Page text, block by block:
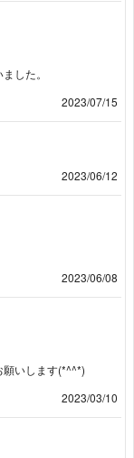
した。
2023/07/15
2023/06/12
2023/06/08
願いします(*^^*)
2023/03/10